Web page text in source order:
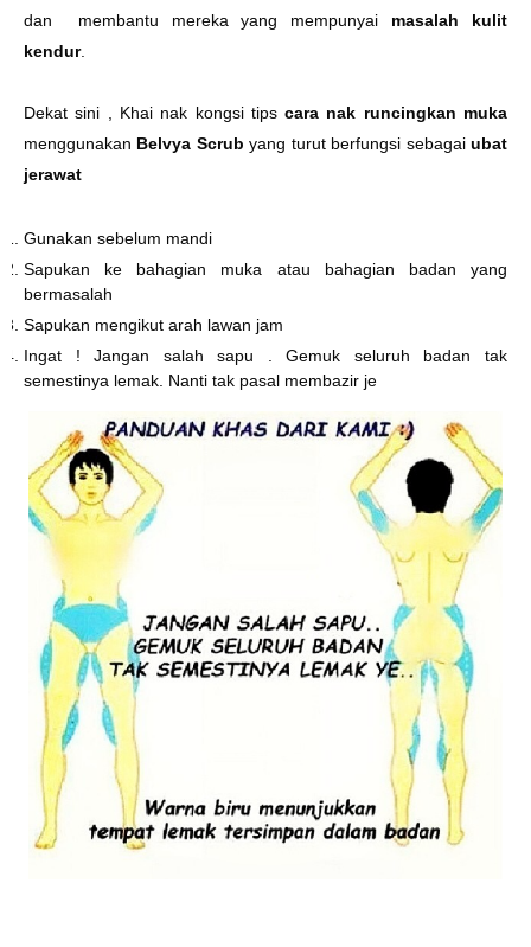
dan membantu mereka yang mempunyai masalah kulit
kendur.
Dekat sini , Khai nak kongsi tipscara nak runcingkan muka
menggunakan Belvya Scrub yang turut berfungsi sebagaiubat
jerawat
Gunakan sebelum mandi
Sapukan ke bahagian muka atau bahagian badan yang
bermasalah
Sapukan mengikut arah lawan jam
Ingat ! Jangan salah sapu . Gemuk seluruh badan tak
semestinya lemak. Nanti tak pasal membazir je